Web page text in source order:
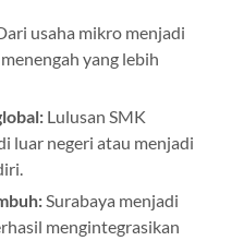
usaha mikro menjadi
yang lebih
Lulusan SMK
luar negeri atau menjadi
Surabaya menjadi
mengintegrasikan